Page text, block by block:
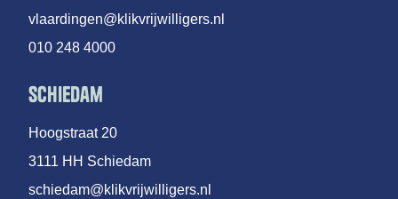
vlaardingen@klikvrijwilligers.nl
010 248 4000
Schiedam
Hoogstraat 20
3111 HH Schiedam
schiedam@klikvrijwilligers.nl